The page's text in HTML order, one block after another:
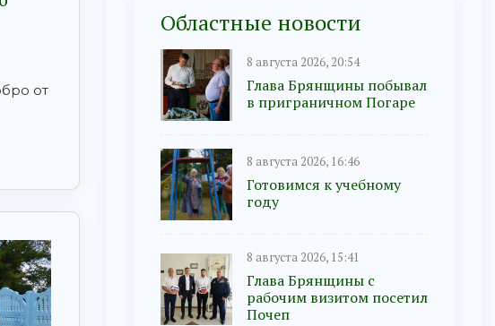
от
Областные новости
8 августа 2026, 20:54
Глава Брянщины побывал
в приграничном Погаре
8 августа 2026, 16:46
Готовимся к учебному
году
8 августа 2026, 15:41
Глава Брянщины с
рабочим визитом посетил
Почеп